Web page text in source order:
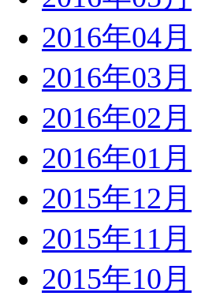
2016年04月
2016年03月
2016年02月
2016年01月
2015年12月
2015年11月
2015年10月